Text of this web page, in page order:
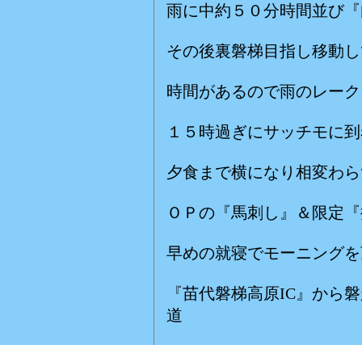
雨に中約５０分時間並び
その後裏磐梯目指し移動
時間があるので雨のレー
１５時過ぎにサッチモに
夕食まで横になり相変わ
ＯＰの『馬刺し』＆限定
早めの就寝でモーニング
『苗代磐梯高原IC』から
道